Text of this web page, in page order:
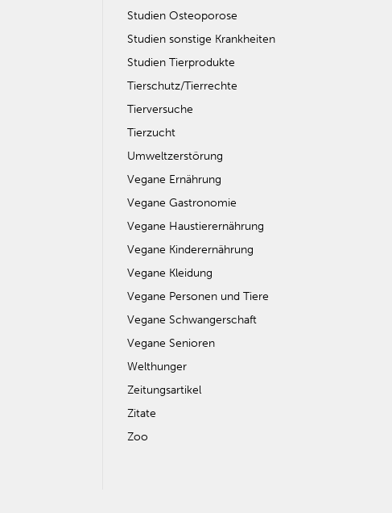
Studien Osteoporose
Studien sonstige Krankheiten
Studien Tierprodukte
Tierschutz/Tierrechte
Tierversuche
Tierzucht
Umweltzerstörung
Vegane Ernährung
Vegane Gastronomie
Vegane Haustierernährung
Vegane Kinderernährung
Vegane Kleidung
Vegane Personen und Tiere
Vegane Schwangerschaft
Vegane Senioren
Welthunger
Zeitungsartikel
Zitate
Zoo